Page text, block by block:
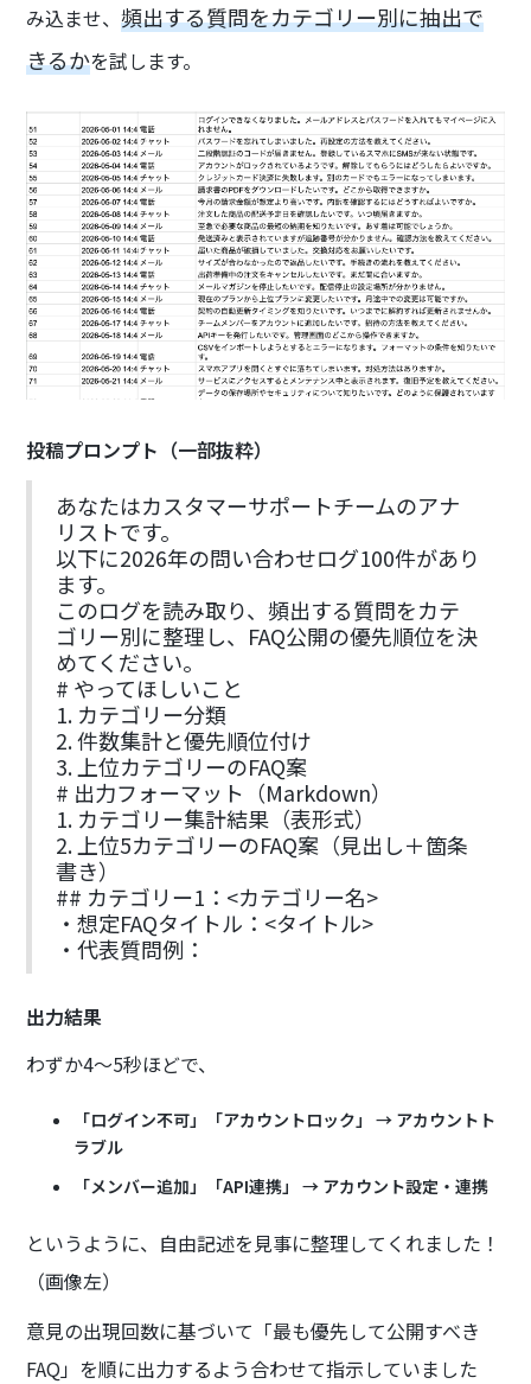
み込ませ、頻出する質問をカテゴリー別に抽出で
きるかを試します。
投稿プロンプト（一部抜粋）
あなたはカスタマーサポートチームのアナ
リストです。
以下に2026年の問い合わせログ100件があり
ます。
このログを読み取り、頻出する質問をカテ
ゴリー別に整理し、FAQ公開の優先順位を決
めてください。
# やってほしいこと
1. カテゴリー分類
2. 件数集計と優先順位付け
3. 上位カテゴリーのFAQ案
# 出力フォーマット（Markdown）
1. カテゴリー集計結果（表形式）
2. 上位5カテゴリーのFAQ案（見出し＋箇条
書き）
## カテゴリー1：<カテゴリー名>
・想定FAQタイトル：<タイトル>
・代表質問例：
出力結果
わずか4〜5秒ほどで、
「ログイン不可」「アカウントロック」 → アカウントト
ラブル
「メンバー追加」「API連携」 → アカウント設定・連携
というように、自由記述を見事に整理してくれました！
（画像左）
意見の出現回数に基づいて「最も優先して公開すべき
FAQ」を順に出力するよう合わせて指示していました